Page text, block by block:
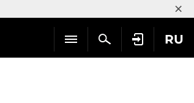
×
RU